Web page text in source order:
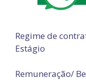
Regime de
Estágio
Remuneração/